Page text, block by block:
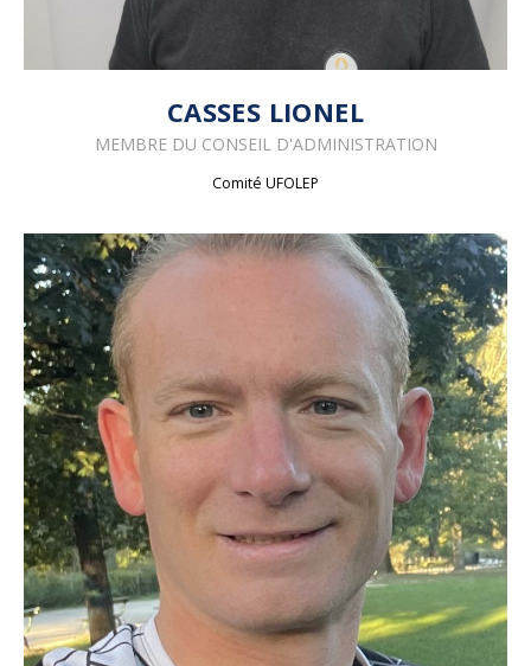
CASSES LIONEL
MEMBRE DU CONSEIL D'ADMINISTRATION
Comité UFOLEP